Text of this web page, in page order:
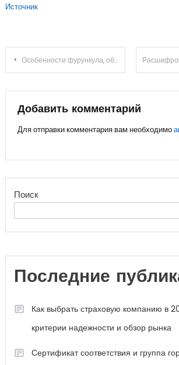
Источник
Навигация
записям
Особенности фурункула, образовавшегося на руке, и как его лечить
Добавить комментарий
Для отправки комментария вам необходимо
Поиск
Последние
Как выбрать страховую компанию в
критерии надежности и обзор рынка
Сертификат соответствия и группа